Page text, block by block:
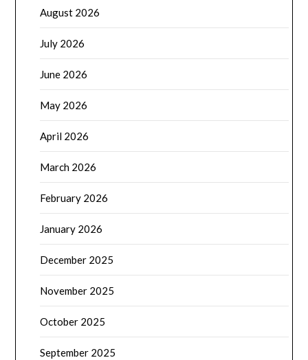
August 2026
July 2026
June 2026
May 2026
April 2026
March 2026
February 2026
January 2026
December 2025
November 2025
October 2025
September 2025